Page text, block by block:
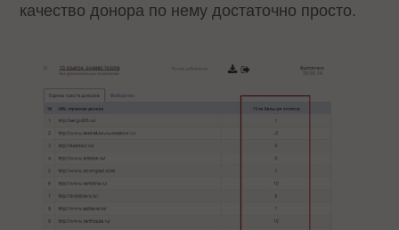
качество донора по нему достаточно просто.